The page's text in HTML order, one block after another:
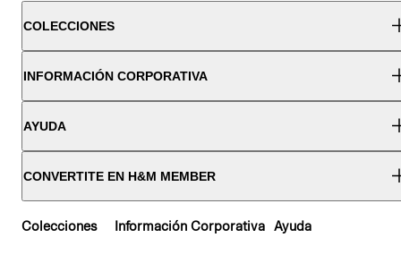
COLECCIONES
INFORMACIÓN CORPORATIVA
AYUDA
CONVERTITE EN H&M MEMBER
Colecciones Información Corporativa Ayuda